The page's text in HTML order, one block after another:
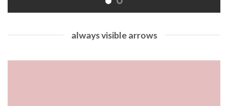
always visible arrows